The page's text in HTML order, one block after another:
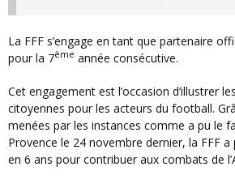
La FFF s’engage en tant que partenaire officiel de l’AFM-Téléthon
pour la 7ème année consécutive.
Cet engagement est l’occasion d’illustrer les valeurs solidaires et
citoyennes pour les acteurs du football.
menées par les instances comme a pu le
Provence le 24 novembre dernier, la FFF
en 6 ans pour contribuer aux combats de